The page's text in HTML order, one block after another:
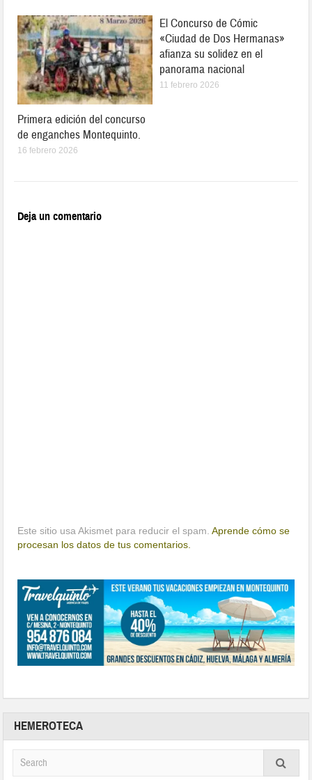
Primera edición del concurso
de enganches Montequinto.
16 febrero 2026
El Concurso de Cómic
«Ciudad de Dos Hermanas»
afianza su solidez en el
panorama nacional
11 febrero 2026
Deja un comentario
Este sitio usa Akismet para reducir el spam.Aprende cómo se
procesan los datos de tus comentarios.
HEMEROTECA